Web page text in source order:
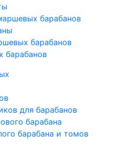
барабанов
барабанов
барабанов
для барабанов
барабана
барабана и томов